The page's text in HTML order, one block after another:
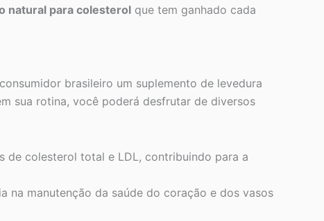
natural para colesterol que tem ganhado cada
brasileiro um suplemento de levedura
sua rotina, você poderá desfrutar de diversos
de colesterol total e LDL, contribuindo para a
na manutenção da saúde do coração e dos vasos